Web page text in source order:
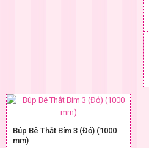
Búp Bê Thắt Bím 3 (Đỏ) (1000
mm)